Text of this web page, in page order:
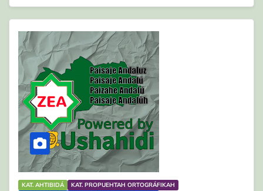
KAT. AHTIBIDÁ
KAT. PROPUEHTAH ORTOGRÁFIKAH